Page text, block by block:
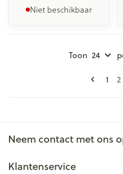
Niet beschikbaar
U
1 2
Toon
Neem contact met ons
Klantenservice